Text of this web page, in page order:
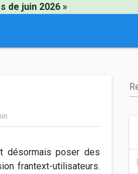
de juin 2026 »
désormais poser des
frantext-utilisateurs.